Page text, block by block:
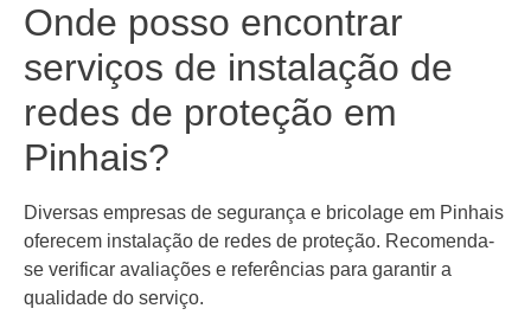
Onde posso encontrar
serviços de instalação de
redes de proteção em
Pinhais?
Diversas empresas de segurança e bricolage em Pinhais
oferecem instalação de redes de proteção. Recomenda-
se verificar avaliações e referências para garantir a
qualidade do serviço.